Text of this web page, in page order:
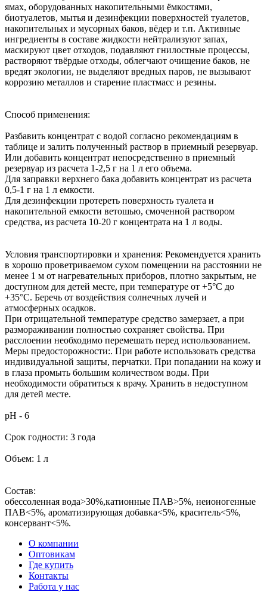
ямах, оборудованных накопительными ёмкостями,
биотуалетов, мытья и дезинфекции поверхностей туалетов,
накопительных и мусорных баков, вёдер и т.п. Активные
ингредиенты в составе жидкости нейтрализуют запах,
маскируют цвет отходов, подавляют гнилостные процессы,
растворяют твёрдые отходы, облегчают очищение баков, не
вредят экологии, не выделяют вредных паров, не вызывают
коррозию металлов и старение пластмасс и резины.
Способ применения:
Разбавить концентрат с водой согласно рекомендациям в
таблице и залить полученный раствор в приемный резервуар.
Или добавить концентрат непосредственно в приемный
резервуар из расчета 1-2,5 г на 1 л его объема.
Для заправки верхнего бака добавить концентрат из расчета
0,5-1 г на 1 л емкости.
Для дезинфекции протереть поверхность туалета и
накопительной емкости ветошью, смоченной раствором
средства, из расчета 10-20 г концентрата на 1 л воды.
Условия транспортировки и хранения: Рекомендуется хранить
в хорошо проветриваемом сухом помещении на расстоянии не
менее 1 м от нагревательных приборов, плотно закрытым, не
доступном для детей месте, при температуре от +5°С до
+35°С. Беречь от воздействия солнечных лучей и
атмосферных осадков.
При отрицательной температуре средство замерзает, а при
размораживании полностью сохраняет свойства. При
расслоении необходимо перемешать перед использованием.
Меры предосторожности:. При работе использовать средства
индивидуальной защиты, перчатки. При попадании на кожу и
в глаза промыть большим количеством воды. При
необходимости обратиться к врачу. Хранить в недоступном
для детей месте.
pH - 6
Срок годности: 3 года
Объем: 1 л
Состав:
обессоленная вода>30%,катионные ПАВ>5%, неионогенные
ПАВ<5%, ароматизирующая добавка<5%, краситель<5%,
консервант<5%.
О компании
Оптовикам
Где купить
Контакты
Работа у нас